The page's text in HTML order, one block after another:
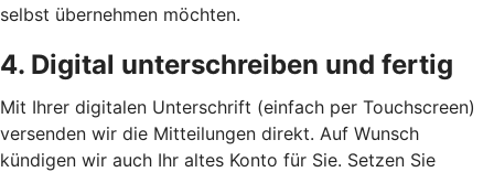
selbst übernehmen möchten.
4. Digital unterschreiben und fertig
Mit Ihrer digitalen Unterschrift (einfach per Touchscreen)
versenden wir die Mitteilungen direkt. Auf Wunsch
kündigen wir auch Ihr altes Konto für Sie. Setzen Sie